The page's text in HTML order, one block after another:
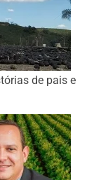
de pais e